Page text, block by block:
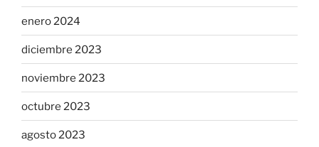
enero 2024
diciembre 2023
noviembre 2023
octubre 2023
agosto 2023